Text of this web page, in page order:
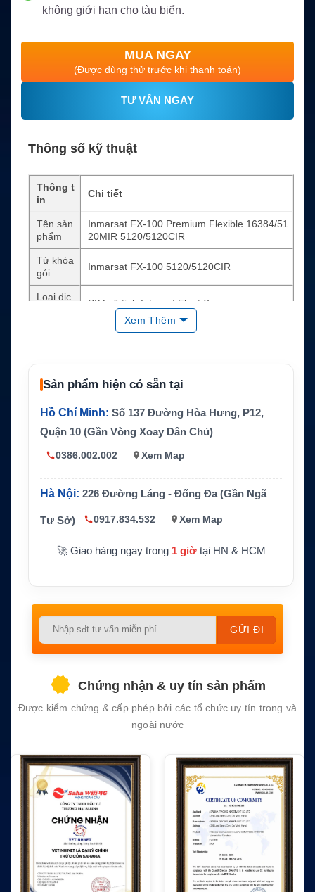
không giới hạn cho tàu biển.
MUA NGAY
(Được dùng thử trước khi thanh toán)
TƯ VẤN NGAY
Thông số kỹ thuật
Thông t
in
Chi tiết
Tên sản
phẩm
Inmarsat FX-100 Premium Flexible 16384/51
20MIR 5120/5120CIR
Từ khóa
gói
Inmarsat FX-100 5120/5120CIR
Loại dịc
SIM vệ tinh Internet Fleet Xpress
CIR 5120/5120
Dữ liệu Không giới hạn theo điều kiện gói dịch vụ
phù hợp
Ứng dụ
ng
Internet vệ tinh cho tàu biển, vận hành, giám
sát, email và phúc lợi thuyền viên
Xem Thêm
Sản phẩm hiện có sẵn tại
Hồ Chí Minh: Số 137 Đường Hòa Hưng, P12,
Quận 10 (Gần Vòng Xoay Dân Chủ)
0386.002.002 Xem Map
Hà Nội: 226 Đường Láng - Đống Đa (Gần Ngã
Tư Sở) 0917.834.532 Xem Map
🚀 Giao hàng ngay trong 1 giờtại HN & HCM
Please
empty.
Chứng nhận & uy tín sản phẩm
Được kiểm chứng & cấp phép bởi các tổ chức uy tín trong và
ngoài nước